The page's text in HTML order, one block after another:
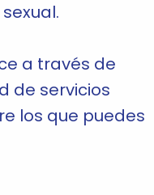
a través de
de servicios
los que puedes